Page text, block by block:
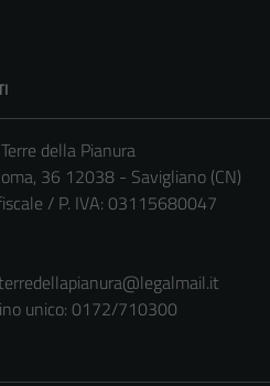
della Pianura
36 12038 - Savigliano (CN)
/ P. IVA: 03115680047
unico: 0172/710300